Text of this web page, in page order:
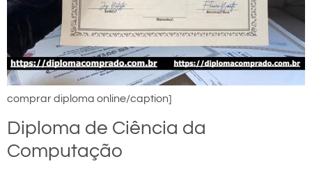
comprar diploma online/caption]
Diploma de Ciência da
Computação